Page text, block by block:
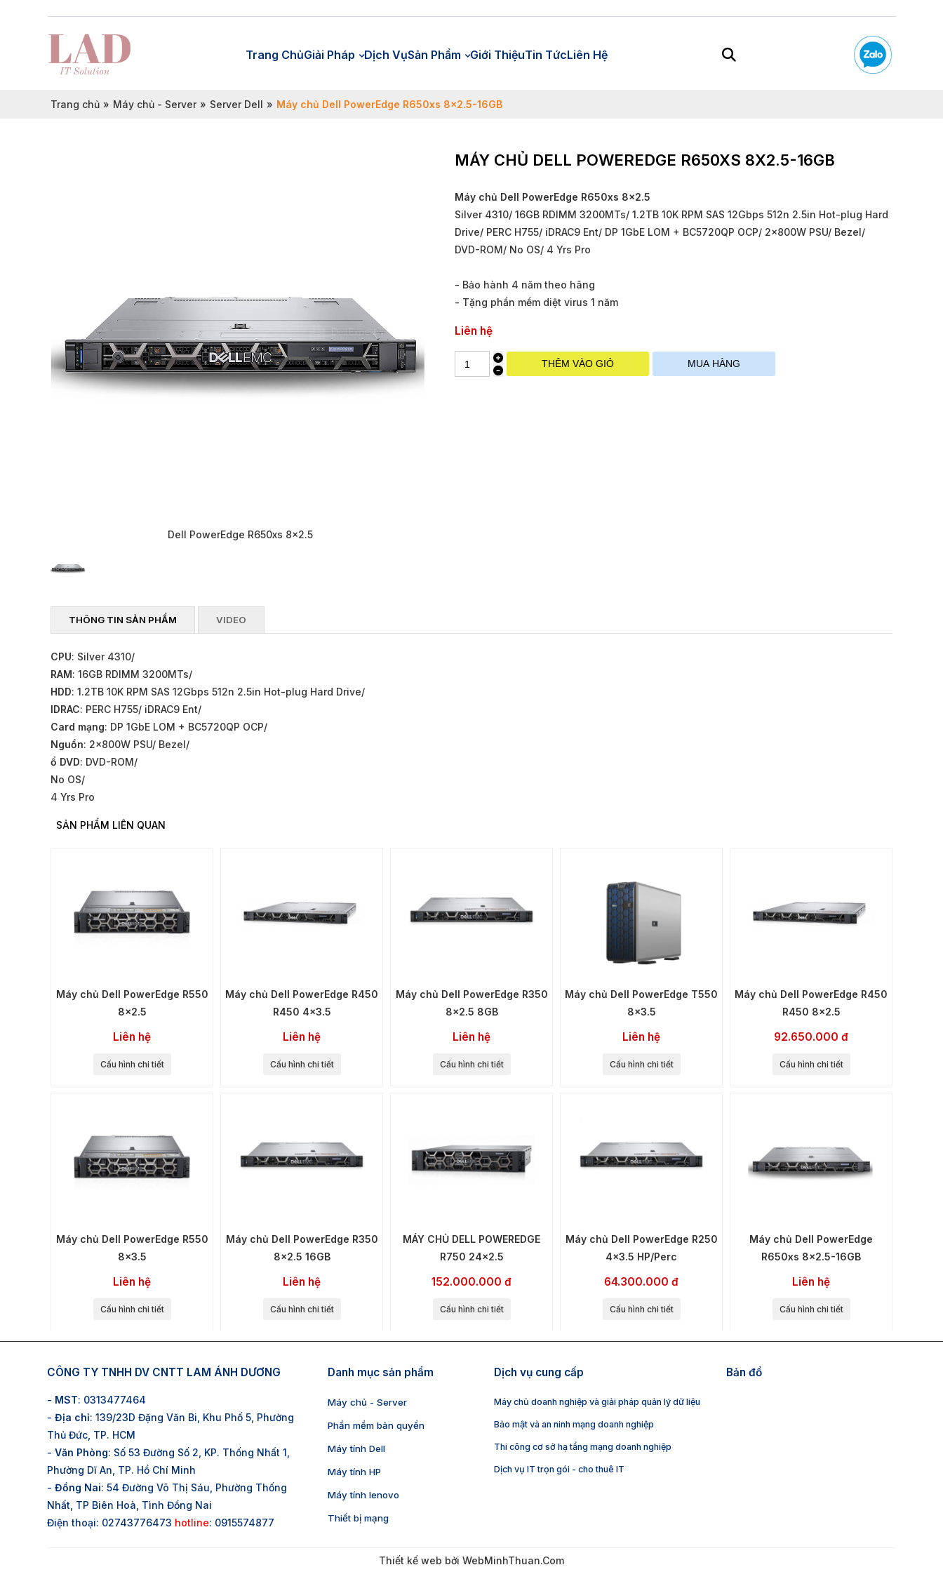
Trang ChủGiải Pháp Dịch VụSản Phẩm Giới ThiệuTin TứcLiên Hệ
Trang chủ » Máy chủ - Server » Server Dell » Máy chủ Dell PowerEdge R650xs 8x2.5-16GB
Dell PowerEdge R650xs 8x2.5
MÁY CHỦ DELL POWEREDGE R650XS 8X2.5-16GB
Máy chủ Dell PowerEdge R650xs 8x2.5
Silver 4310/ 16GB RDIMM 3200MTs/ 1.2TB 10K RPM SAS 12Gbps 512n 2.5in Hot-plug Hard
Drive/ PERC H755/ iDRAC9 Ent/ DP 1GbE LOM + BC5720QP OCP/ 2x800W PSU/ Bezel/
DVD-ROM/ No OS/ 4 Yrs Pro
- Bảo hành 4 năm theo hãng
- Tặng phần mềm diệt virus 1 năm
Liên hệ
THÔNG TIN SẢN PHẨM VIDEO
CPU: Silver 4310/
RAM: 16GB RDIMM 3200MTs/
HDD: 1.2TB 10K RPM SAS 12Gbps 512n 2.5in Hot-plug Hard Drive/
IDRAC: PERC H755/ iDRAC9 Ent/
Card mạng: DP 1GbE LOM + BC5720QP OCP/
Nguồn: 2x800W PSU/ Bezel/
ổ DVD: DVD-ROM/
No OS/
4 Yrs Pro
SẢN PHẨM LIÊN QUAN
Máy chủ Dell PowerEdge R550
8x2.5
Liên hệ
Cấu hình chi tiết
Máy chủ Dell PowerEdge R450
R450 4x3.5
Liên hệ
Cấu hình chi tiết
Máy chủ Dell PowerEdge R350
8x2.5 8GB
Liên hệ
Cấu hình chi tiết
Máy chủ Dell PowerEdge T550
8x3.5
Liên hệ
Cấu hình chi tiết
Máy chủ Dell PowerEdge R450
R450 8x2.5
92.650.000 đ
Cấu hình chi tiết
Máy chủ Dell PowerEdge R550
8x3.5
Liên hệ
Cấu hình chi tiết
Máy chủ Dell PowerEdge R350
8x2.5 16GB
Liên hệ
Cấu hình chi tiết
MÁY CHỦ DELL POWEREDGE
R750 24x2.5
152.000.000 đ
Cấu hình chi tiết
Máy chủ Dell PowerEdge R250
4x3.5 HP/Perc
64.300.000 đ
Cấu hình chi tiết
Máy chủ Dell PowerEdge
R650xs 8x2.5-16GB
Liên hệ
Cấu hình chi tiết
CÔNG TY TNHH DV CNTT LAM ÁNH DƯƠNG
- MST: 0313477464
-Địa chỉ: 139/23D Đặng Văn Bi, Khu Phố 5, Phường
Thủ Đức, TP. HCM
-Văn Phòng: Số 53 Đường Số 2, KP. Thống Nhất 1,
Phường Dĩ An, TP. Hồ Chí Minh
-Đồng Nai: 54 Đường Võ Thị Sáu, Phường Thống
Nhất, TP Biên Hoà, Tình Đồng Nai
Điện thoại: 02743776473 hotline: 0915574877
Danh mục sản phẩm
Máy chủ - Server
Phần mềm bản quyền
Máy tính Dell
Máy tính HP
Máy tính lenovo
Thiết bị mạng
Dịch vụ cung cấp
Máy chủ doanh nghiệp và giải pháp quản lý dữ liệu
Bảo mật và an ninh mạng doanh nghiệp
Thi công cơ sở hạ tầng mạng doanh nghiệp
Dịch vụ IT trọn gói - cho thuê IT
Bản đồ
Thiết kế web bởi WebMinhThuan.Com